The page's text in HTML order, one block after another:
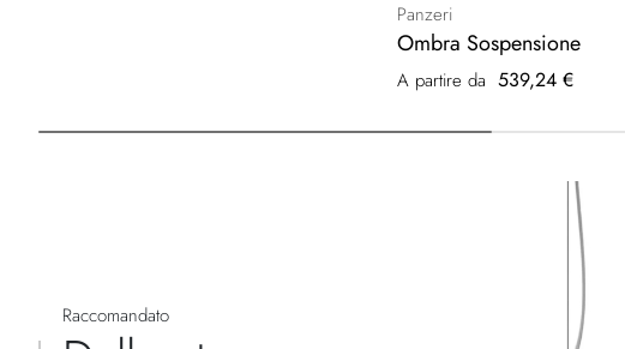
Panzeri
Ombra Sospensione
A partire da 539,24 €
Raccomandato